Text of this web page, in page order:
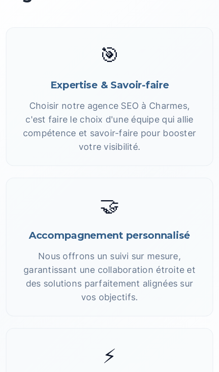
🎯
Expertise & Savoir-faire
Choisir notre agence SEO à Charmes,
c'est faire le choix d'une équipe qui allie
compétence et savoir-faire pour booster
votre visibilité.
🤝
Accompagnement personnalisé
Nous offrons un suivi sur mesure,
garantissant une collaboration étroite et
des solutions parfaitement alignées sur
vos objectifs.
⚡